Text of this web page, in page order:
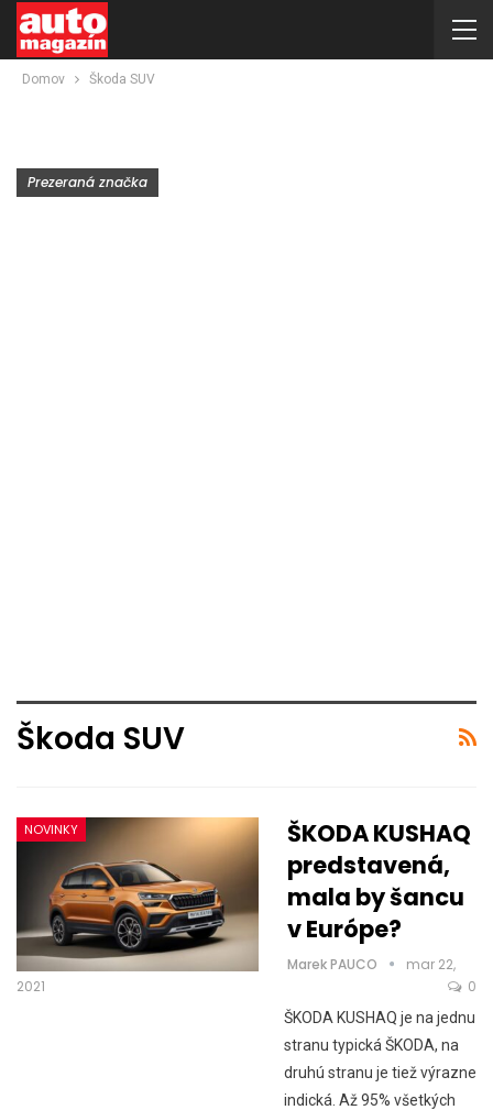
Domov Škoda SUV
Prezeraná značka
Škoda SUV
NOVINKY
ŠKODA KUSHAQ
predstavená,
mala by šancu
v Európe?
Marek PAUCO
mar 22,
2021
0
ŠKODA KUSHAQ je na jednu
stranu typická ŠKODA, na
druhú stranu je tiež výrazne
indická. Až 95% všetkých